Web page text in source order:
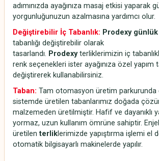
adımınızda ayağınıza masaj etkisi yaparak
yorgunluğunuzun azalmasına yardımcı olur.
Değiştirebilir İç Tabanlık: Prodexy
tabanlığı değiştirebilir olarak
tasarlandı. Prodexyterliklerimizin iç
renk seçenekleri ister ayağınıza özel yapım
değiştirerek kullanabilirsiniz.
Taban: Tam otomasyon üretim parkurunda
sistemde üretilen tabanlarımız doğada
malzemeden üretilmiştir. Hafif ve dayanıklı
yormaz, uzun kullanım ömrüne sahiptir.
üretilenterliklerimizde yapıştırma işlemi el
otomatik bilgisayarlı makinelerde yapılır.